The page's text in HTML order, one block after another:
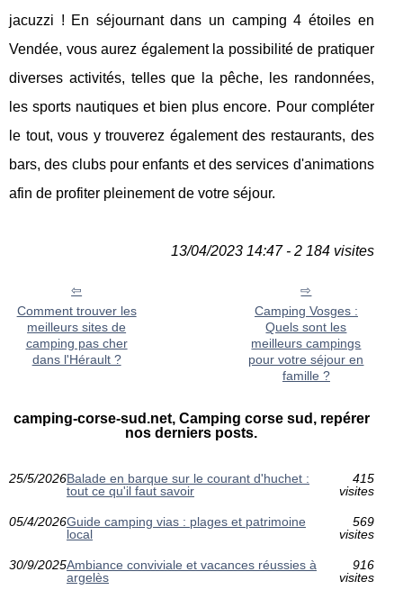
jacuzzi ! En séjournant dans un camping 4 étoiles en
Vendée, vous aurez également la possibilité de pratiquer
diverses activités, telles que la pêche, les randonnées,
les sports nautiques et bien plus encore. Pour compléter
le tout, vous y trouverez également des restaurants, des
bars, des clubs pour enfants et des services d'animations
afin de profiter pleinement de votre séjour.
13/04/2023 14:47 - 2 184 visites
Comment trouver les
meilleurs sites de
camping pas cher
dans l'Hérault ?
Camping Vosges :
Quels sont les
meilleurs campings
pour votre séjour en
famille ?
camping-corse-sud.net, Camping corse sud, repérer
nos derniers posts.
25/5/2026Balade en barque sur le courant d'huchet :
tout ce qu'il faut savoir
415
visites
05/4/2026Guide camping vias : plages et patrimoine
local
569
visites
30/9/2025Ambiance conviviale et vacances réussies à
argelès
916
visites